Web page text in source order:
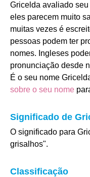
Gricelda avaliado
eles parecem muito
muitas vezes é
pessoas podem ter
nomes. Ingleses
pronunciação desde
É o seu nome
sobre o seu nome
Significado de
O significado para
grisalhos".
Classificação